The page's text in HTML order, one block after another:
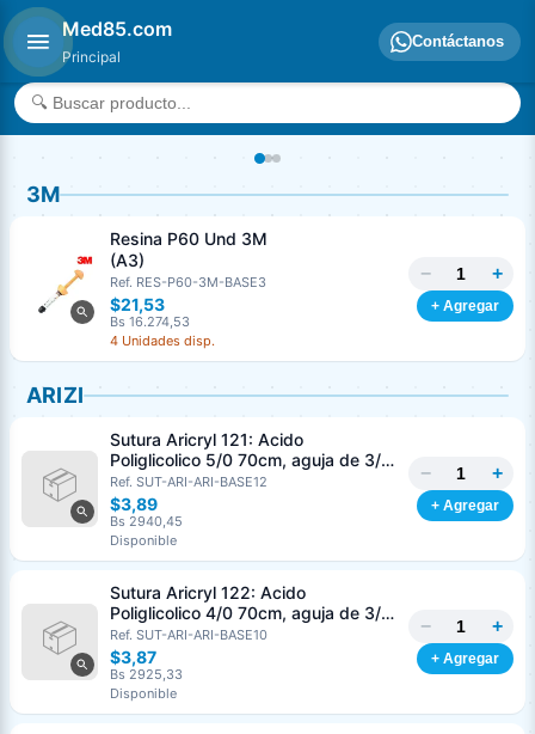
Med85.com
Principal
Contáctanos
3M
Resina P60 Und 3M
(A3)
Ref. RES-P60-3M-BASE3
$21,53
Bs 16.274,53
4 Unidades disp.
− +
+ Agregar
ARIZI
Sutura Aricryl 121: Acido
Poliglicolico 5/0 70cm, aguja de 3/8
Corte Inverso 19mm Und ARIZI
Absorbible
Ref. SUT-ARI-ARI-BASE12
$3,89
Bs 2940,45
Disponible
− +
+ Agregar
Sutura Aricryl 122: Acido
Poliglicolico 4/0 70cm, aguja de 3/8
Corte Inverso 19mm Und ARIZI
Absorbible
Ref. SUT-ARI-ARI-BASE10
$3,87
Bs 2925,33
Disponible
− +
+ Agregar